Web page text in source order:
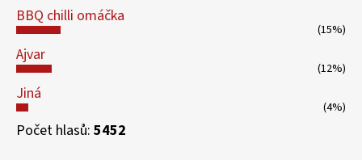
BBQ chilli omáčka
(15%)
Ajvar
(12%)
Jiná
(4%)
Počet hlasů: 5452